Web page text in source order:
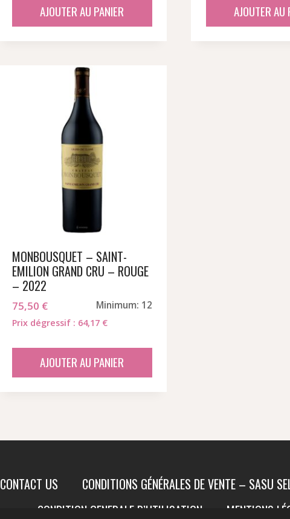
AJOUTER AU PANIER AJOUTER AU
MONBOUSQUET – SAINT-
EMILION GRAND CRU – ROUGE
– 2022
75,50 € Minimum: 12
Prix dégressif : 64,17 €
AJOUTER AU PANIER
CONTACT US
CONDITIONS GÉNÉRALES DE VENTE – SASU
CONDITION GENERALE D’UTILISATION
MENTIONS